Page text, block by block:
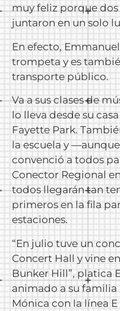
muy feliz porque dos
juntaron en un solo
En efecto,
trompeta y es
transporte público.
Va a sus clases de
lo lleva desde su
Fayette Park.
la escuela y
convenció a todos
Conector Regional
todos llegarán tan
primeros en la fila
estaciones.
“En julio tuve un
Concert Hall y vine
Bunker Hill”, platica
animado a su familia
Mónica con la línea